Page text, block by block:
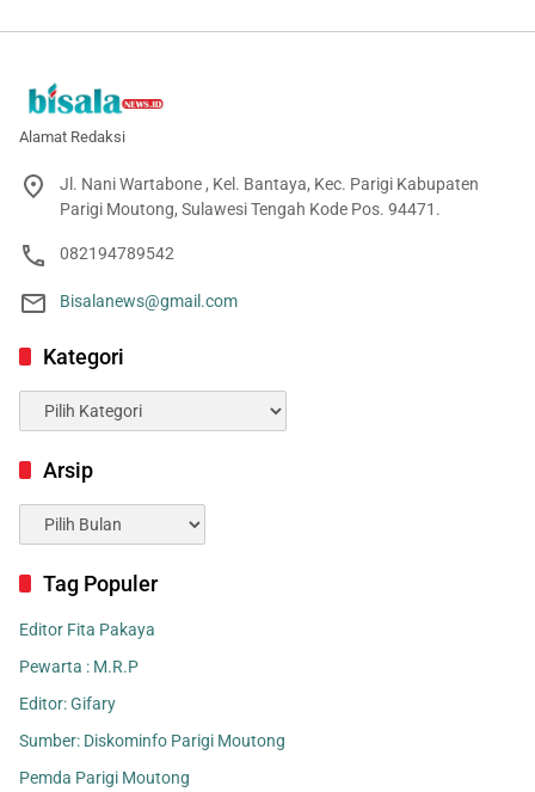
Alamat Redaksi
Jl. Nani Wartabone , Kel. Bantaya, Kec. Parigi Kabupaten
Parigi Moutong, Sulawesi Tengah Kode Pos. 94471.
082194789542
Bisalanews@gmail.com
Kategori
Kategori
Arsip
Arsip
Tag Populer
Editor Fita Pakaya
Pewarta : M.R.P
Editor: Gifary
Sumber: Diskominfo Parigi Moutong
Pemda Parigi Moutong